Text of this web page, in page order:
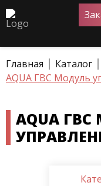
Главная Каталог
AQUA ГВС Модуль
AQUA